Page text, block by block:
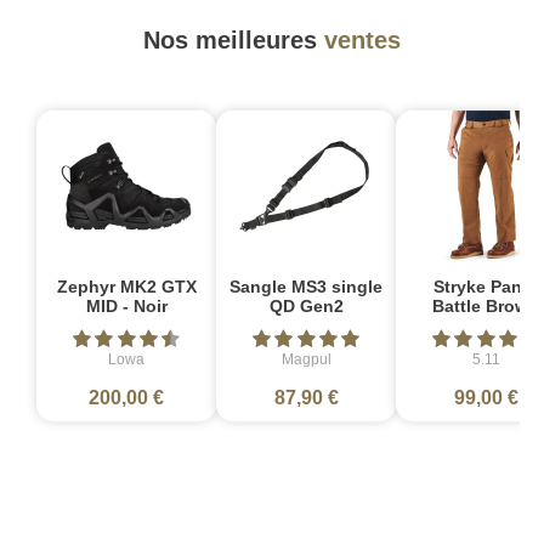
Nos meilleures ventes
Zephyr MK2 GTX
MID - Noir
Lowa
200,00 €
Sangle MS3 single
QD Gen2
Magpul
87,90 €
Stryke Pant -
Battle Brown
5.11
99,00 €